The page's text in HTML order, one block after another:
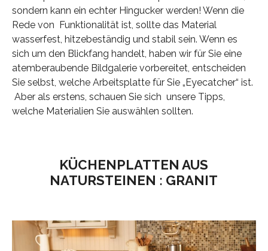
sondern kann ein echter Hingucker werden! Wenn die
Rede von Funktionalität ist, sollte das Material
wasserfest, hitzebeständig und stabil sein. Wenn es
sich um den Blickfang handelt, haben wir für Sie eine
atemberaubende Bildgalerie vorbereitet, entscheiden
Sie selbst, welche Arbeitsplatte für Sie „Eyecatcher“ ist.
Aber als erstens, schauen Sie sich unsere Tipps,
welche Materialien Sie auswählen sollten.
KÜCHENPLATTEN AUS
NATURSTEINEN : GRANIT